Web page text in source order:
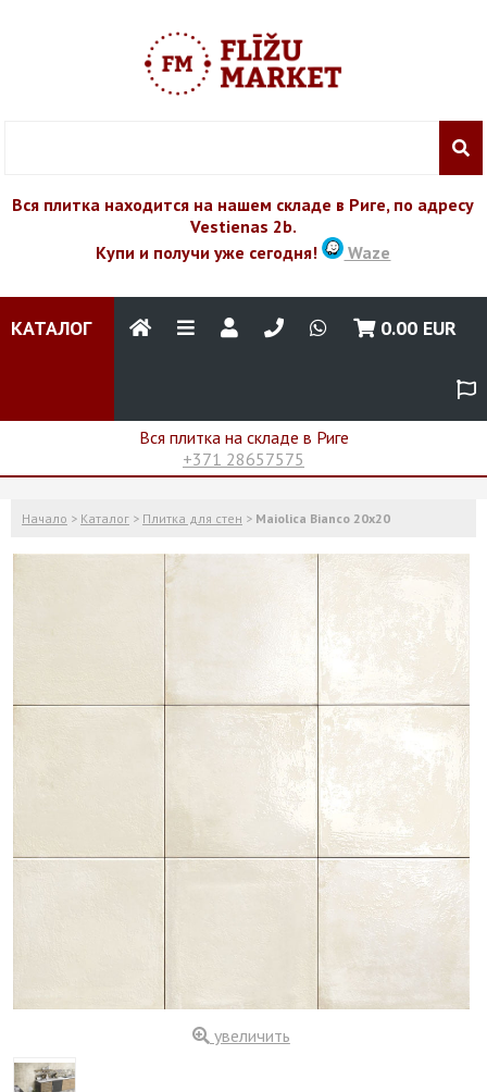
Вся плитка находится на нашем складе в Риге, по адресу
Vestienas 2b.
Купи и получи уже сегодня!
Waze
КАТАЛОГ 0.00 EUR
Вся плитка на складе в Риге
+371 28657575
Начало > Каталог > Плитка для стен > Maiolica Bianco 20x20
увеличить